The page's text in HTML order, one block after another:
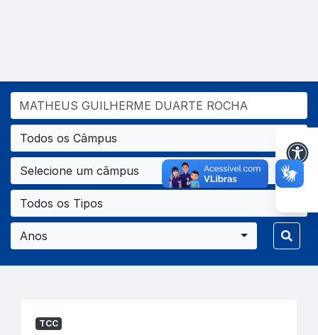
Todos os Câmpus
Selecione um câmpus
Todos os Tipos
Anos
TCC